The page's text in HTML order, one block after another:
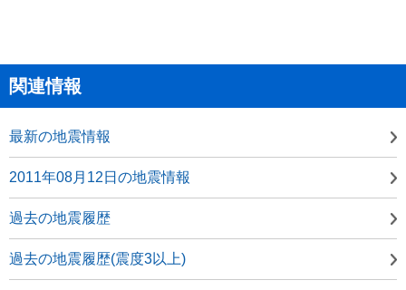
関連情報
最新の地震情報
2011年08月12日の地震情報
過去の地震履歴
過去の地震履歴(震度3以上)